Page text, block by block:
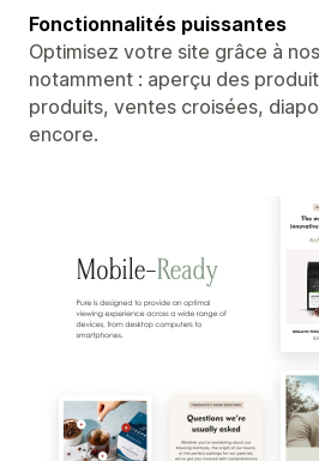
Fonctionnalités puissantes
Optimisez votre site grâce à
notamment : aperçu des
produits, ventes croisées,
encore.